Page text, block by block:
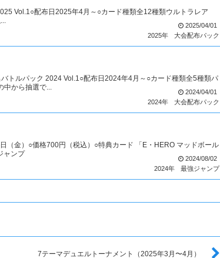
Vol.1○配布日2025年4月～○カード種類全12種類ウルトラレア
2025/04/01
2025年
大会配布パック
トルパック 2024 Vol.1○配布日2024年4月～○カード種類全5種類パ
中から抽選で...
2024/04/01
2024年
大会配布パック
（金）○価格700円（税込）○特典カード 「E・HERO マッドボール
ャンプ
2024/08/02
2024年
最強ジャンプ
7テーマデュエルトーナメント（2025年3月〜4月）